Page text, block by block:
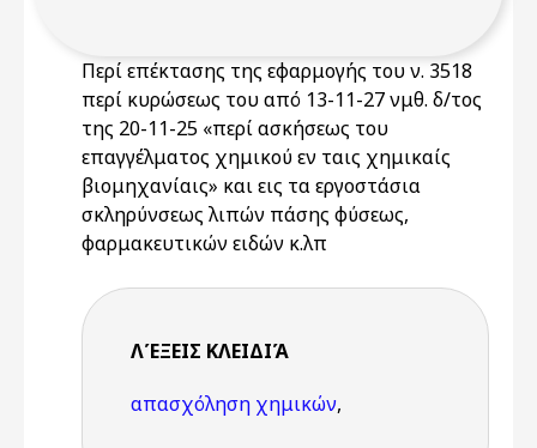
Περί επέκτασης της εφαρμογής του ν. 3518
περί κυρώσεως του από 13-11-27 νμθ. δ/τος
της 20-11-25 «περί ασκήσεως του
επαγγέλματος χημικού εν ταις χημικαίς
βιομηχανίαις» και εις τα εργοστάσια
σκληρύνσεως λιπών πάσης φύσεως,
φαρμακευτικών ειδών κ.λπ
ΛΈΞΕΙΣ KΛΕΙΔΙΆ
απασχόληση χημικών,